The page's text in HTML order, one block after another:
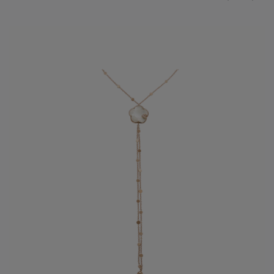
toen ze een natuurlijke passie voor het werk van haar vader
kreeg. Opgevoed in een "liefdevolle creatieve omgeving", liet
Pasquale haar aan alle collecties een vrouwelijke touch
toevoegen, samen met kleur.
In 2001 nam ze de volledige verantwoordelijkheid op zich
voor de creatieve richting van het merk, waarbij ze aan elke
nieuwe collectie een eigentijdse ziel toevoegde. Van
"Ghirlanda" tot "Sissi" tot de iconische "Bon Ton" en
"Giardini Segreti". Eugenia koestert de ware essentie van de
natuur en experimenteert met kleuren en vormen om de
vrouwelijke aantrekkingskracht te versterken.
Daniele's eerste bijdrage aan het bedrijf was op de